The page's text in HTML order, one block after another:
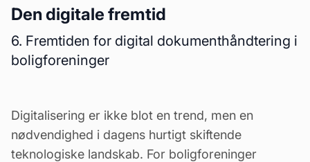
Den digitale fremtid
6. Fremtiden for digital dokumenthåndtering i
boligforeninger
Digitalisering er ikke blot en trend, men en
nødvendighed i dagens hurtigt skiftende
teknologiske landskab. For boligforeninger